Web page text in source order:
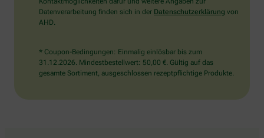
Datenverarbeitung finden sich in der Datenschutzerklärung von
AHD.
* Coupon-Bedingungen: Einmalig einlösbar bis zum
31.12.2026. Mindestbestellwert: 50,00 €. Gültig auf das
gesamte Sortiment, ausgeschlossen rezeptpflichtige Produkte.